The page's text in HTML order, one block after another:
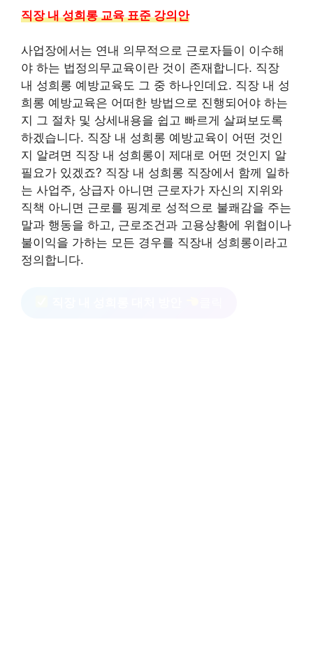
직장 내 성희롱 교육 표준 강의안
사업장에서는 연내 의무적으로 근로자들이 이수해
야 하는 법정의무교육이란 것이 존재합니다. 직장
내 성희롱 예방교육도 그 중 하나인데요. 직장 내 성
희롱 예방교육은 어떠한 방법으로 진행되어야 하는
지 그 절차 및 상세내용을 쉽고 빠르게 살펴보도록
하겠습니다. 직장 내 성희롱 예방교육이 어떤 것인
지 알려면 직장 내 성희롱이 제대로 어떤 것인지 알
필요가 있겠죠? 직장 내 성희롱 직장에서 함께 일하
는 사업주, 상급자 아니면 근로자가 자신의 지위와
직책 아니면 근로를 핑계로 성적으로 불쾌감을 주는
말과 행동을 하고, 근로조건과 고용상황에 위협이나
불이익을 가하는 모든 경우를 직장내 성희롱이라고
정의합니다.